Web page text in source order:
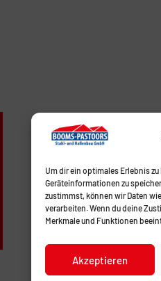
Um dir ein optimales Erlebnis
Geräteinformationen zu
zustimmst, können wir Daten
verarbeiten. Wenn du deine
Merkmale und Funktionen
Akzeptieren